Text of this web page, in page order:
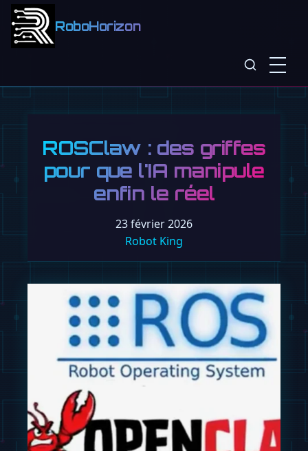
RoboHorizon
ROSClaw : des griffes
pour que l'IA manipule
enfin le réel
23 février 2026
Robot King